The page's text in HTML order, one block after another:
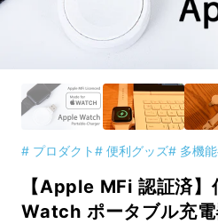
# プロダクト# 便利グッズ# 多機能
【Apple MFi 認証済
Watch ポータブル充電